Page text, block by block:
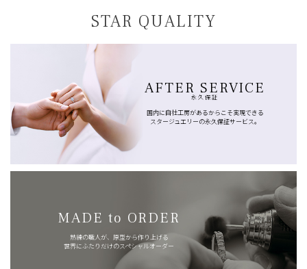
STAR QUALITY
AFTER SERVICE
永久保証
国内に自社工房があるからこそ実現できる
スタージュエリーの永久保証サービス。
MADE to ORDER
熟練の職人が、原型から作り上げる
世界にふたりだけのスペシャルオーダー